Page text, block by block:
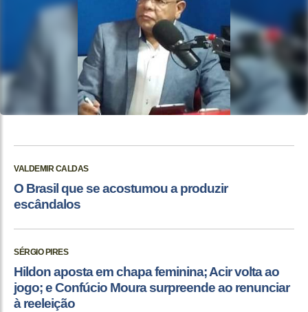
VALDEMIR CALDAS
O Brasil que se acostumou a produzir
escândalos
SÉRGIO PIRES
Hildon aposta em chapa feminina; Acir volta ao
jogo; e Confúcio Moura surpreende ao renunciar
à reeleição